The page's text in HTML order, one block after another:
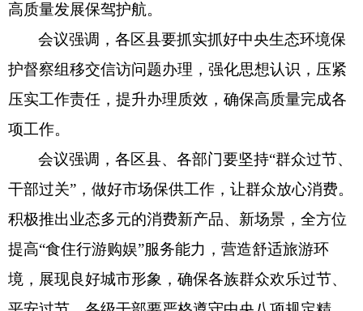
高质量发展保驾护航。
会议强调，各区县要抓实抓好中央生态环境保
护督察组移交信访问题办理，强化思想认识，压紧
压实工作责任，提升办理质效，确保高质量完成各
项工作。
会议强调，各区县、各部门要坚持“群众过节、
干部过关”，做好市场保供工作，让群众放心消费。
积极推出业态多元的消费新产品、新场景，全方位
提高“食住行游购娱”服务能力，营造舒适旅游环
境，展现良好城市形象，确保各族群众欢乐过节、